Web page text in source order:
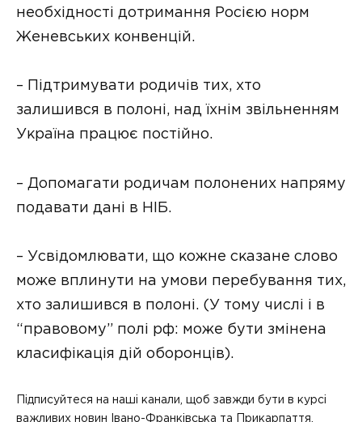
необхідності дотримання Росією норм
Женевських конвенцій.
– Підтримувати родичів тих, хто
залишився в полоні, над їхнім звільненням
Україна працює постійно.
– Допомагати родичам полонених напряму
подавати дані в НІБ.
– Усвідомлювати, що кожне сказане слово
може вплинути на умови перебування тих,
хто залишився в полоні. (У тому числі і в
“правовому” полі рф: може бути змінена
класифікація дій оборонців).
Підписуйтеся на наші канали, щоб завжди бути в курсі
важливих новин Івано-Франківська та Прикарпаття.